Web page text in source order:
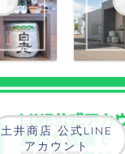
土井商店 公式LINE
アカウント